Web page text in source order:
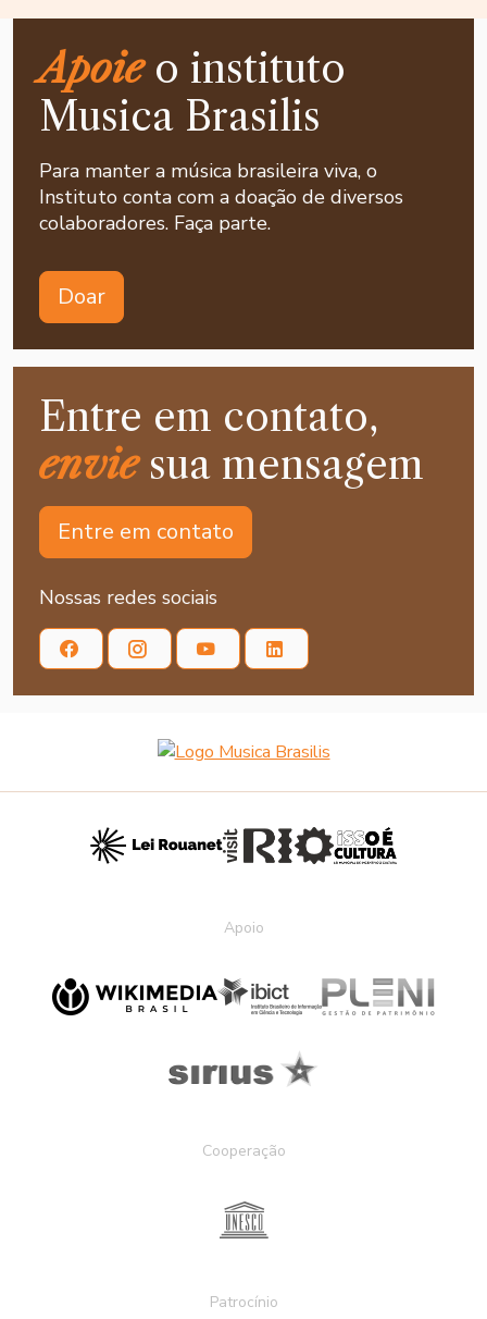
Apoieo instituto
Musica Brasilis
Para manter a música brasileira viva, o
Instituto conta com a doação de diversos
colaboradores. Faça parte.
Doar
Entre em contato,
enviesua mensagem
Entre em contato
Nossas redes sociais
Apoio
Cooperação
Patrocínio